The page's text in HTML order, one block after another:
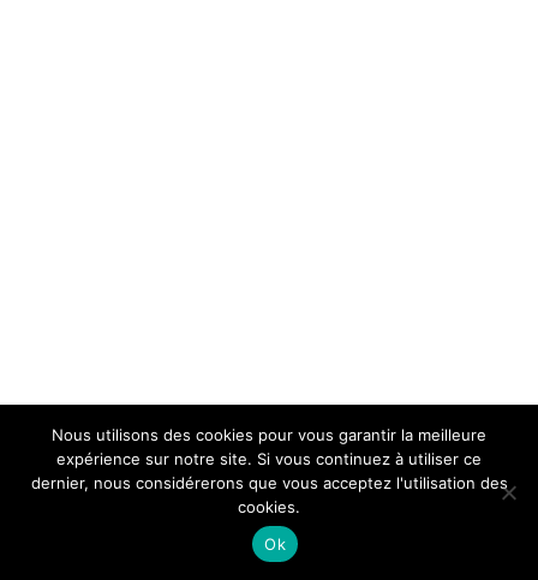
Nous utilisons des cookies pour vous garantir la meilleure
expérience sur notre site. Si vous continuez à utiliser ce
dernier, nous considérerons que vous acceptez l'utilisation des
cookies.
Ok